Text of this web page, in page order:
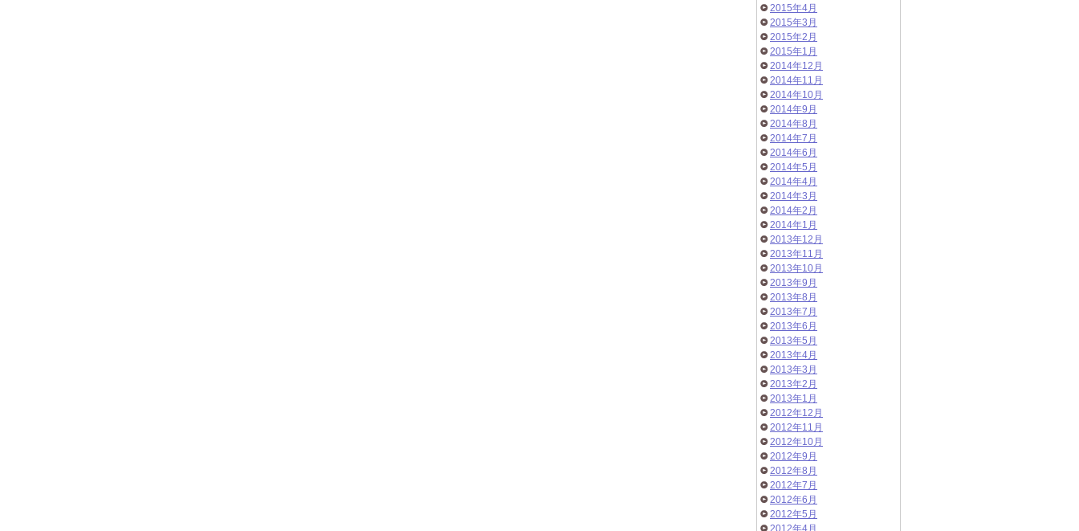
2015年4月
2015年3月
2015年2月
2015年1月
2014年12月
2014年11月
2014年10月
2014年9月
2014年8月
2014年7月
2014年6月
2014年5月
2014年4月
2014年3月
2014年2月
2014年1月
2013年12月
2013年11月
2013年10月
2013年9月
2013年8月
2013年7月
2013年6月
2013年5月
2013年4月
2013年3月
2013年2月
2013年1月
2012年12月
2012年11月
2012年10月
2012年9月
2012年8月
2012年7月
2012年6月
2012年5月
2012年4月